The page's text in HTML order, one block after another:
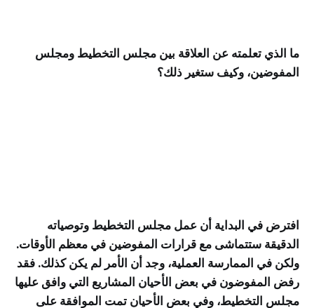
ما الذي تعلمته عن العلاقة بين مجلس التخطيط ومجلس
المفوضين، وكيف ستغير ذلك؟
افترض في البداية أن عمل مجلس التخطيط وتوصياته
الدقيقة ستتماشى مع قرارات المفوضين في معظم الأوقات.
ولكن في الممارسة العملية، وجد أن الأمر لم يكن كذلك. فقد
رفض المفوضون في بعض الأحيان المشاريع التي وافق عليها
مجلس التخطيط، وفي بعض الأحيان تمت الموافقة على